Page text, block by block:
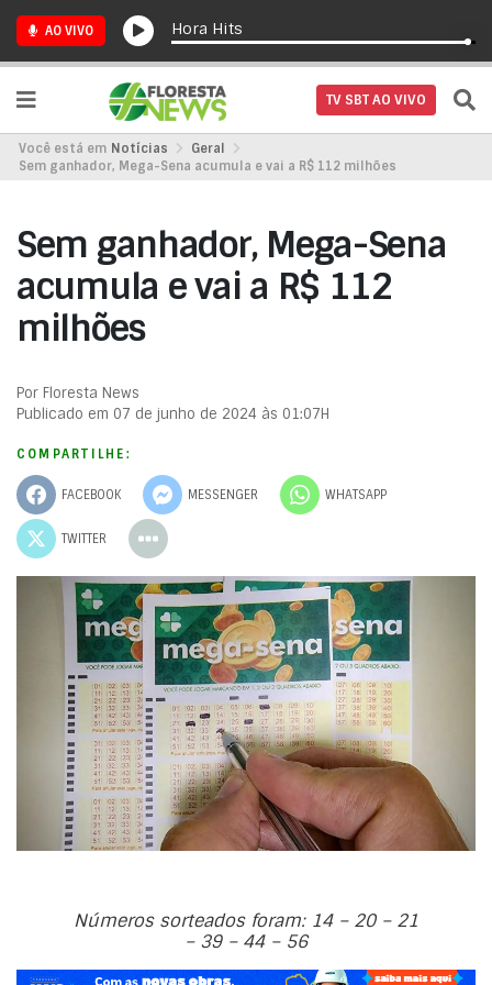
AO VIVO Hora Hits
TV SBT AO VIVO
Você está em Notícias
Geral
Sem ganhador, Mega-Sena acumula e vai a R$ 112 milhões
Sem ganhador, Mega-Sena
acumula e vai a R$ 112
milhões
Por Floresta News
Publicado em 07 de junho de 2024 às 01:07H
COMPARTILHE:
FACEBOOK MESSENGER WHATSAPP
TWITTER
Números sorteados foram: 14 – 20 – 21
– 39 – 44 – 56